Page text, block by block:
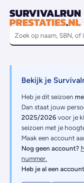
Bekijk je
Heb je dit seizoen
Dan staat jouw
2025/2026voor je
seizoen met je
Maak een account
Nog geen account?
nummer.
Heb je al een